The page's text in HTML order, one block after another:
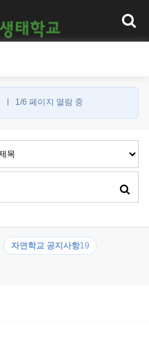
1/6 페이지 열람 중
자연학교 공지사항19